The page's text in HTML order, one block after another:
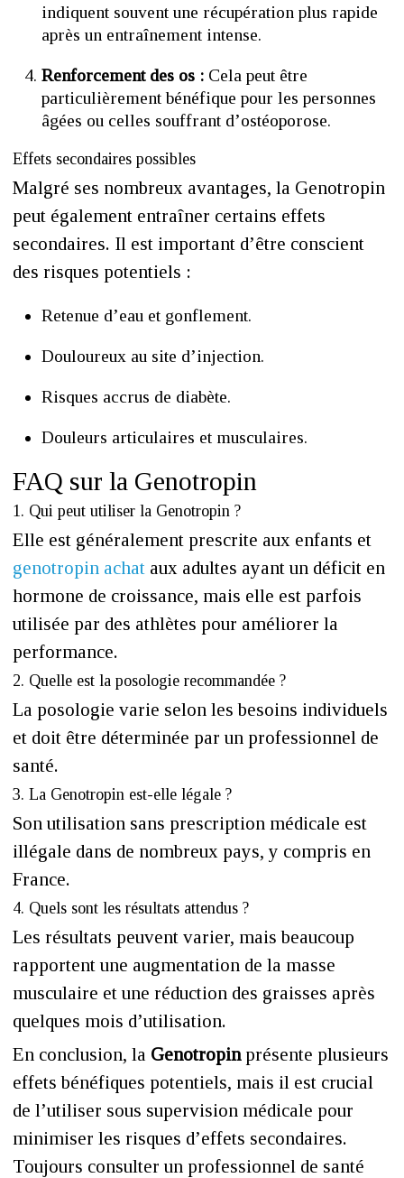
indiquent souvent une récupération plus rapide
après un entraînement intense.
Renforcement des os : Cela peut être
particulièrement bénéfique pour les personnes
âgées ou celles souffrant d’ostéoporose.
Effets secondaires possibles
Malgré ses nombreux avantages, la Genotropin
peut également entraîner certains effets
secondaires. Il est important d’être conscient
des risques potentiels :
Retenue d’eau et gonflement.
Douloureux au site d’injection.
Risques accrus de diabète.
Douleurs articulaires et musculaires.
FAQ sur la Genotropin
1. Qui peut utiliser la Genotropin ?
Elle est généralement prescrite aux enfants et
genotropin achat aux adultes ayant un déficit en
hormone de croissance, mais elle est parfois
utilisée par des athlètes pour améliorer la
performance.
2. Quelle est la posologie recommandée ?
La posologie varie selon les besoins individuels
et doit être déterminée par un professionnel de
santé.
3. La Genotropin est-elle légale ?
Son utilisation sans prescription médicale est
illégale dans de nombreux pays, y compris en
France.
4. Quels sont les résultats attendus ?
Les résultats peuvent varier, mais beaucoup
rapportent une augmentation de la masse
musculaire et une réduction des graisses après
quelques mois d’utilisation.
En conclusion, la Genotropinprésente plusieurs
effets bénéfiques potentiels, mais il est crucial
de l’utiliser sous supervision médicale pour
minimiser les risques d’effets secondaires.
Toujours consulter un professionnel de santé